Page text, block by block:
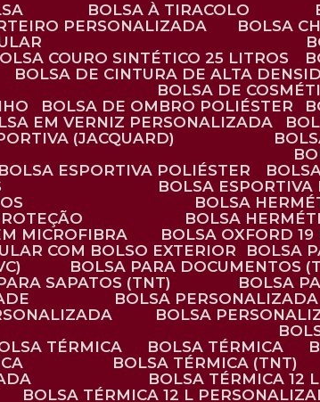
BOLSA À TIRACOLO
PERSONALIZADA BOLSA
BOLSA COURO SINTÉTICO 25 LITROS
BOLSA DE CINTURA DE ALTA
BOLSA DE
BOLSA DE OMBRO POLIÉSTER
EM VERNIZ PERSONALIZADA
(JACQUARD)
BOLSA ESPORTIVA POLIÉSTER
BOLSA
BOLSA
BOLSA
MICROFIBRA BOLSA OXFORD
COM BOLSO EXTERIOR
BOLSA
BOLSA PARA DOCUMENTOS
SAPATOS (TNT)
BOLSA
BOLSA PERSONALIZADA
BOLSA
TÉRMICA BOLSA TÉRMICA
BOLSA TÉRMICA (TNT)
BOLSA TÉRMICA 12 L
BOLSA TÉRMICA 12 L